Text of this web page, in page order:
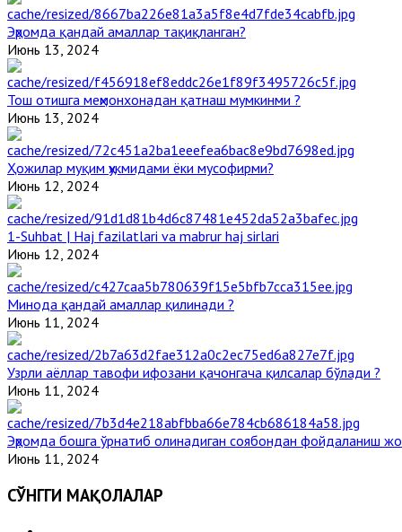
Эҳромда қандай амаллар тақиқланган?
Июнь 13, 2024
Тош отишга меҳмонхонадан қатнаш мумкинми ?
Июнь 13, 2024
Ҳожилар муқим ҳукмидами ёки мусофирми?
Июнь 12, 2024
1-Suhbat | Haj fazilatlari va mabrur haj sirlari
Июнь 12, 2024
Минода қандай амаллар қилинади ?
Июнь 11, 2024
Узрли аёллар тавофи ифозани қачонгача қилсалар бўлади ?
Июнь 11, 2024
Эҳромда бошга ўрнатиб олинадиган соябондан фойдаланиш
Июнь 11, 2024
СЎНГГИ МАҚОЛАЛАР